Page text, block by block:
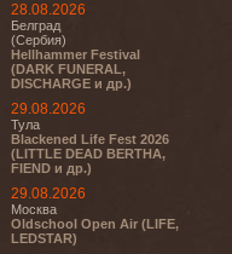
28.08.2026
Белград
(Сербия)
Hellhammer Festival
(DARK FUNERAL,
DISCHARGE и др.)
29.08.2026
Тула
Blackened Life Fest 2026
(LITTLE DEAD BERTHA,
FIEND и др.)
29.08.2026
Москва
Oldschool Open Air (LIFE,
LEDSTAR)